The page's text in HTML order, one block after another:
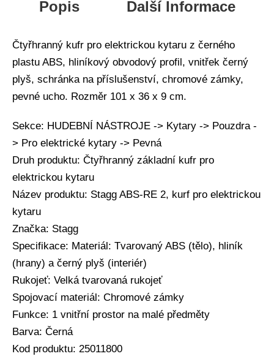
Popis Další Informace
Čtyřhranný kufr pro elektrickou kytaru z černého
plastu ABS, hliníkový obvodový profil, vnitřek černý
plyš, schránka na příslušenství, chromové zámky,
pevné ucho. Rozměr 101 x 36 x 9 cm.
Sekce: HUDEBNÍ NÁSTROJE -> Kytary -> Pouzdra -
> Pro elektrické kytary -> Pevná
Druh produktu: Čtyřhranný základní kufr pro
elektrickou kytaru
Název produktu: Stagg ABS-RE 2, kurf pro elektrickou
kytaru
Značka: Stagg
Specifikace: Materiál: Tvarovaný ABS (tělo), hliník
(hrany) a černý plyš (interiér)
Rukojeť: Velká tvarovaná rukojeť
Spojovací materiál: Chromové zámky
Funkce: 1 vnitřní prostor na malé předměty
Barva: Černá
Kod produktu: 25011800